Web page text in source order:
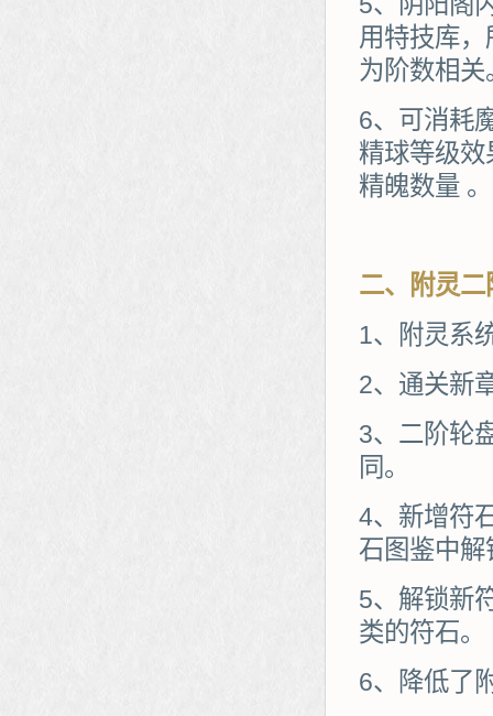
用特技库
为阶数相关
6、可消耗
精球等级
精魄数量 。
二、附灵二
1、附灵系
2、通关新
3、二阶轮
同。
4、新增符
石图鉴中解
5、解锁新
类的符石。
6、降低了